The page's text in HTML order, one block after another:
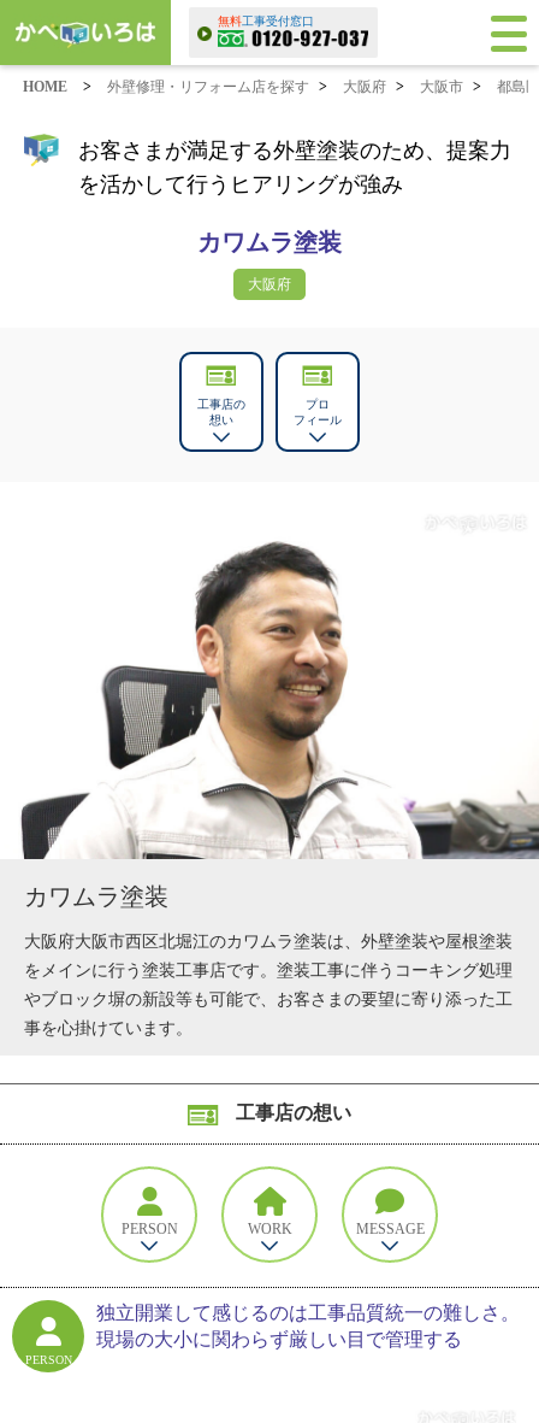
無料工事受付窓口
HOME > 外壁修理・リフォーム店を探す > 大阪府 > 大阪市 > 都島区
お客さまが満足する外壁塗装のため、提案力
を活かして行うヒアリングが強み
カワムラ塗装
大阪府
工事店の
想い
プロ
フィール
カワムラ塗装
大阪府大阪市西区北堀江のカワムラ塗装は、外壁塗装や屋根塗装
をメインに行う塗装工事店です。塗装工事に伴うコーキング処理
やブロック塀の新設等も可能で、お客さまの要望に寄り添った工
事を心掛けています。
工事店の想い
PERSON WORK MESSAGE
PERSON
独立開業して感じるのは工事品質統一の難しさ。
現場の大小に関わらず厳しい目で管理する